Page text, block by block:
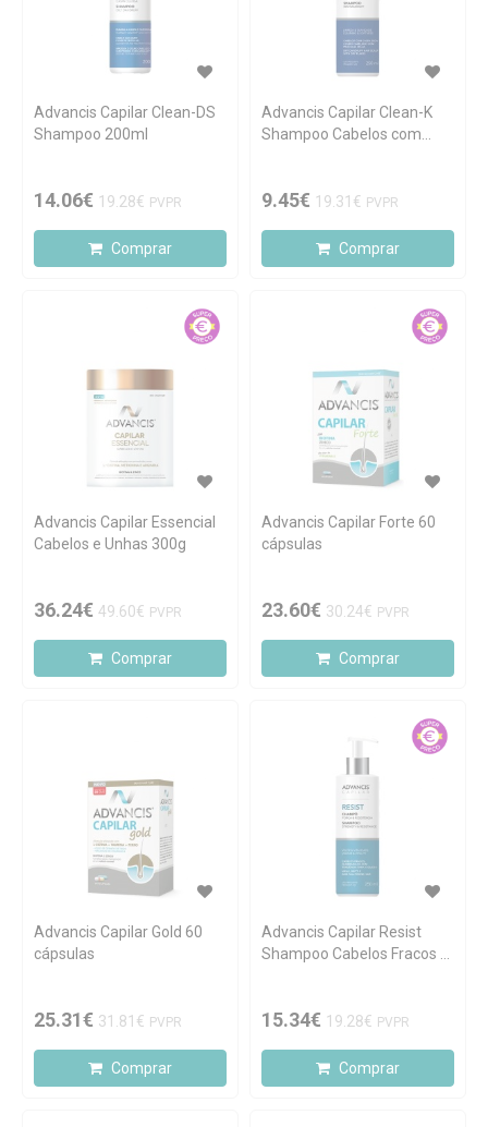
Advancis Capilar Clean-DS
Shampoo 200ml
14.06€ 19.28€ PVPR
Comprar
Advancis Capilar Clean-K
Shampoo Cabelos com
9.45€ 19.31€ PVPR
Comprar
Advancis Capilar Essencial
Cabelos e Unhas 300g
36.24€ 49.60€ PVPR
Comprar
Advancis Capilar Forte 60
cápsulas
23.60€ 30.24€ PVPR
Comprar
Advancis Capilar Gold 60
cápsulas
25.31€ 31.81€ PVPR
Comprar
Advancis Capilar Resist
Shampoo Cabelos Fracos e
15.34€ 19.28€ PVPR
Comprar